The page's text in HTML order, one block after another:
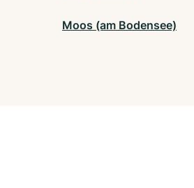
Moos (am Bodensee)